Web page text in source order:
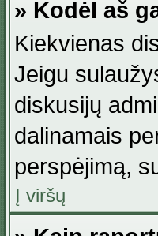
» Kodėl aš
Kiekvienas
Jeigu
diskusijų
dalinamais
perspėjimą,
Į viršų